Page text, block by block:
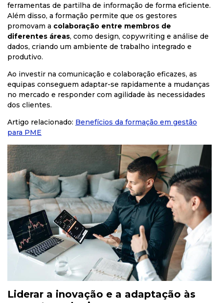
ferramentas de partilha de informação de forma eficiente.
Além disso, a formação permite que os gestores
promovam a colaboração entre membros de
diferentes áreas, como design, copywriting e análise de
dados, criando um ambiente de trabalho integrado e
produtivo.
Ao investir na comunicação e colaboração eficazes, as
equipas conseguem adaptar-se rapidamente a mudanças
no mercado e responder com agilidade às necessidades
dos clientes.
Artigo relacionado: Benefícios da formação em gestão
para PME
Liderar a inovação e a adaptação às